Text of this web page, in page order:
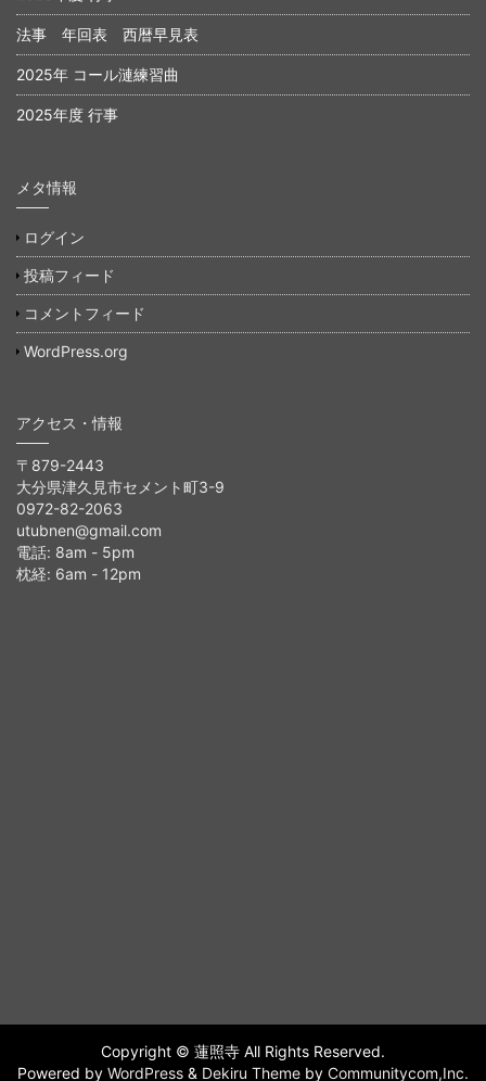
法事 年回表 西暦早見表
2025年 コール漣練習曲
2025年度 行事
メタ情報
ログイン
投稿フィード
コメントフィード
WordPress.org
アクセス・情報
〒879-2443
大分県津久見市セメント町3-9
0972-82-2063
utubnen@gmail.com
電話: 8am - 5pm
枕経: 6am - 12pm
Copyright © 蓮照寺 All Rights Reserved.
Powered by WordPress & Dekiru Theme by Communitycom,Inc.